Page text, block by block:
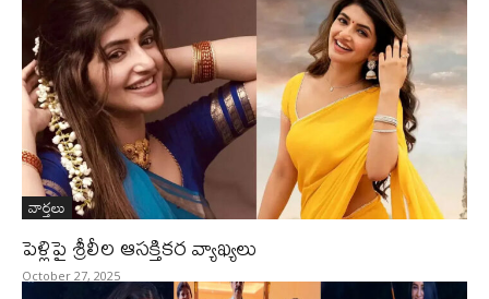
వార్తలు
పెళ్లిపై శ్రీలీల ఆసక్తికర వ్యాఖ్యలు
October 27, 2025